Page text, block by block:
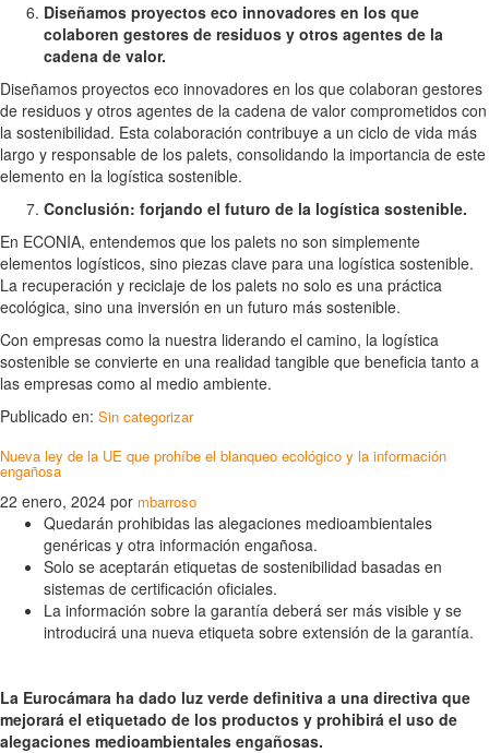
Diseñamos proyectos eco innovadores en los que
colaboren gestores de residuos y otros agentes de la
cadena de valor.
Diseñamos proyectos eco innovadores en los que colaboran gestores
de residuos y otros agentes de la cadena de valor comprometidos con
la sostenibilidad. Esta colaboración contribuye a un ciclo de vida más
largo y responsable de los palets, consolidando la importancia de este
elemento en la logística sostenible.
Conclusión: forjando el futuro de la logística sostenible.
En ECONIA, entendemos que los palets no son simplemente
elementos logísticos, sino piezas clave para una logística sostenible.
La recuperación y reciclaje de los palets no solo es una práctica
ecológica, sino una inversión en un futuro más sostenible.
Con empresas como la nuestra liderando el camino, la logística
sostenible se convierte en una realidad tangible que beneficia tanto a
las empresas como al medio ambiente.
Publicado en: Sin categorizar
Nueva ley de la UE que prohíbe el blanqueo ecológico y la información
engañosa
22 enero, 2024 por mbarroso
Quedarán prohibidas las alegaciones medioambientales
genéricas y otra información engañosa.
Solo se aceptarán etiquetas de sostenibilidad basadas en
sistemas de certificación oficiales.
La información sobre la garantía deberá ser más visible y se
introducirá una nueva etiqueta sobre extensión de la garantía.
La Eurocámara ha dado luz verde definitiva a una directiva que
mejorará el etiquetado de los productos y prohibirá el uso de
alegaciones medioambientales engañosas.